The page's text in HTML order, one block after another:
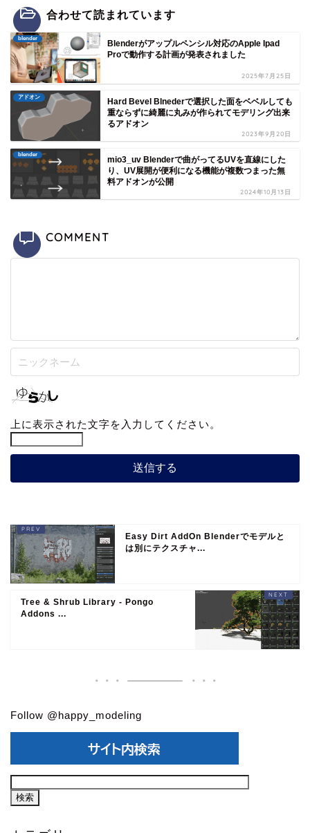
合わせて読まれています
blender
Blenderがアップルペンシル対応のApple Ipad
Proで動作する計画が発表されました
2025年7月25日
アドオン
Hard Bevel Blnederで選択した面をベベルしても
重ならずに綺麗に丸みが作られてモデリング出来
るアドオン
2023年9月20日
blender
mio3_uv Blenderで曲がってるUVを直線にした
り、UV展開が便利になる機能が複数つまった無
料アドオンが公開
2024年10月13日
COMMENT
上に表示された文字を入力してください。
Easy Dirt AddOn Blenderでモデルと
は別にテクスチャ...
Tree & Shrub Library - Pongo
Addons ...
Follow @happy_modeling